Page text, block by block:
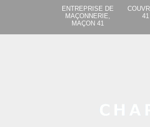
ENTREPRISE DE
MAÇONNERIE,
MAÇON 41
41